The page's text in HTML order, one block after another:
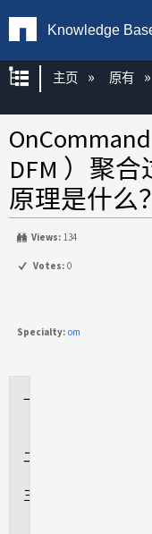
Knowledge
扩展/隐缩全
主页 原有
DFM ）聚
原理是什么？
Views: 134
Votes: 0
Specialty: om